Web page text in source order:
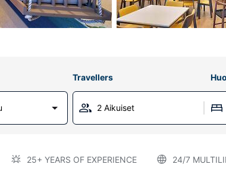
Travellers
2 Aikuiset
25+ YEARS OF EXPERIENCE 24/7